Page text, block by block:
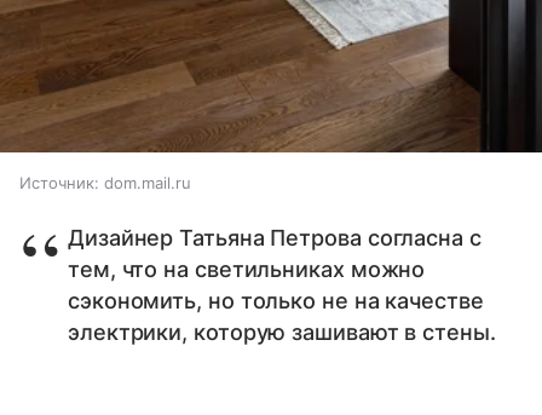
Источник: dom.mail.ru
Дизайнер Татьяна Петрова согласна с
тем, что на светильниках можно
сэкономить, но только не на качестве
электрики, которую зашивают в стены.